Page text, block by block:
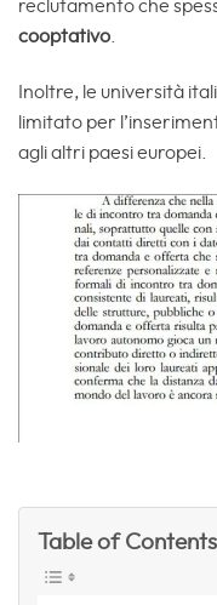
reclutamento che
cooptativo.
Inoltre, le università
limitato per
agli altri paesi europei.
Table of Contents